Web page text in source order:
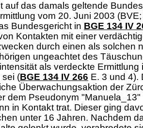
auf das damals geltende
vom 20. Juni 2003
Bundesgericht in BGE 134 IV
Kontakten mit einer
durch einen als solchen
ungeachtet des
als verdeckte
sei (BGE 134 IV 266 E. 3 und 4).
Überwachungsaktion der
dem Pseudonym "Manuela_13"
in Kontakt trat. Dieser ging
unter 16 Jahren. Nachdem